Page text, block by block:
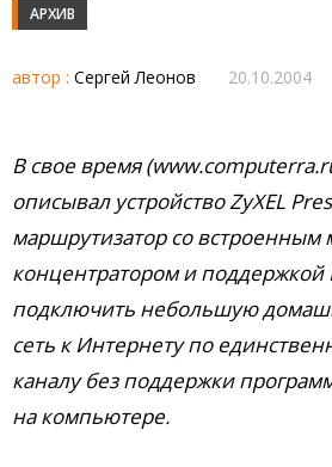
АРХИВ
автор : Сергей Леонов 20.10.2004
В свое время
описывал устройство ZyXEL
маршрутизатор со встроенным
концентратором и
подключить небольшую
сеть к Интернету по
каналу без поддержки
на компьютере.